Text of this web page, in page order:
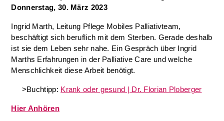
Donnerstag, 30. März 2023
Ingrid Marth, Leitung Pflege Mobiles Palliativteam,
beschäftigt sich beruflich mit dem Sterben. Gerade deshalb
ist sie dem Leben sehr nahe. Ein Gespräch über Ingrid
Marths Erfahrungen in der Palliative Care und welche
Menschlichkeit diese Arbeit benötigt.
>Buchtipp: Krank oder gesund | Dr. Florian Ploberger
Hier Anhören